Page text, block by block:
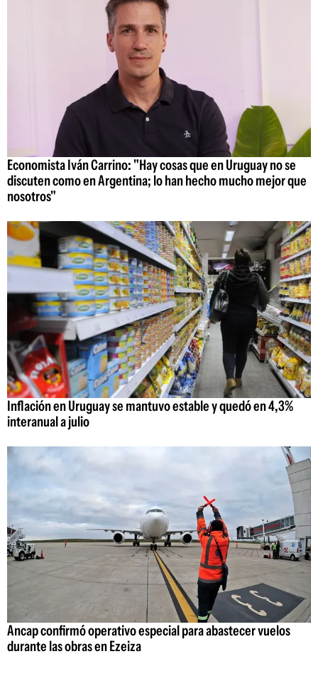
Economista Iván Carrino: "Hay cosas que en Uruguay no se
discuten como en Argentina; lo han hecho mucho mejor que
nosotros"
Inflación en Uruguay se mantuvo estable y quedó en 4,3%
interanual a julio
Ancap confirmó operativo especial para abastecer vuelos
durante las obras en Ezeiza